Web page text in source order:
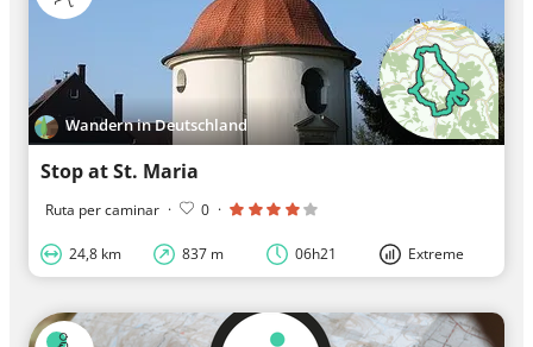
Wandern in Deutschland
Stop at St. Maria
Ruta per caminar · 0 ·
24,8 km 837 m 06h21 Extreme